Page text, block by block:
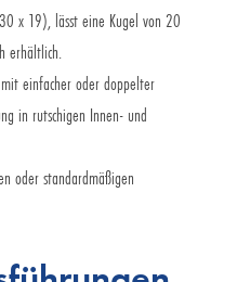
x 19), lässt eine Kugel von 20
erhältlich.
einfacher oder doppelter
in rutschigen Innen- und
oder standardmäßigen